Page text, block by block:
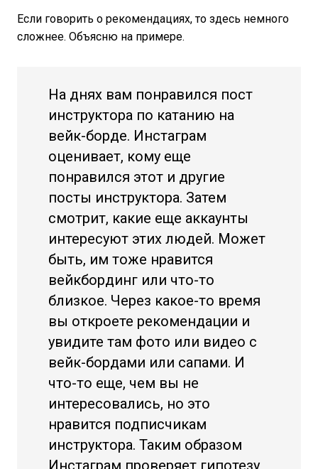
Если говорить о рекомендациях, то здесь немного
сложнее. Объясню на примере.
На днях вам понравился пост
инструктора по катанию на
вейк-борде. Инстаграм
оценивает, кому еще
понравился этот и другие
посты инструктора. Затем
смотрит, какие еще аккаунты
интересуют этих людей. Может
быть, им тоже нравится
вейкбординг или что-то
близкое. Через какое-то время
вы откроете рекомендации и
увидите там фото или видео с
вейк-бордами или сапами. И
что-то еще, чем вы не
интересовались, но это
нравится подписчикам
инструктора. Таким образом
Инстаграм проверяет гипотезу